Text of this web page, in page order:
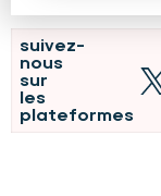
suivez-
nous
sur
les
plateformes